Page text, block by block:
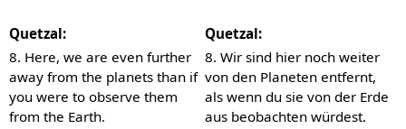
Quetzal:
Quetzal:
8. Here, we are even further
away from the planets than if
you were to observe them
from the Earth.
8. Wir sind hier noch weiter
von den Planeten entfernt,
als wenn du sie von der Erde
aus beobachten würdest.